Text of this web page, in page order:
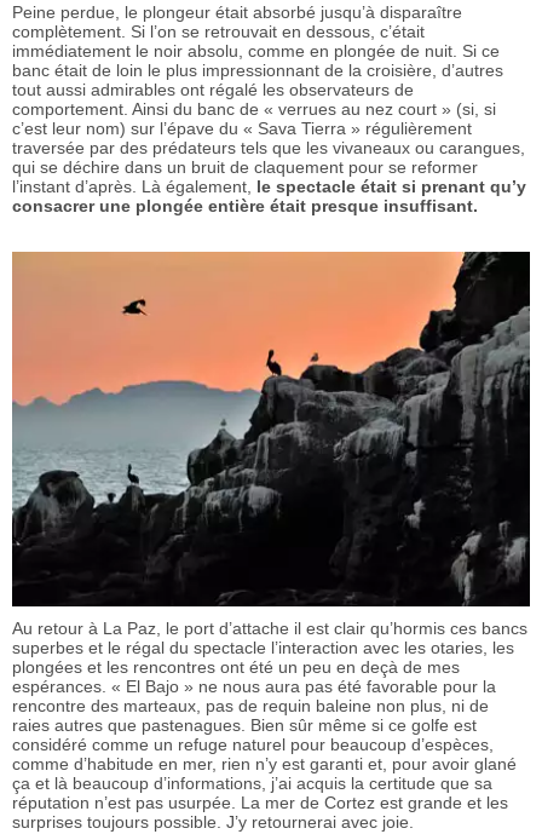
Peine perdue, le plongeur était absorbé jusqu’à disparaître
complètement. Si l’on se retrouvait en dessous, c’était
immédiatement le noir absolu, comme en plongée de nuit. Si ce
banc était de loin le plus impressionnant de la croisière, d’autres
tout aussi admirables ont régalé les observateurs de
comportement. Ainsi du banc de « verrues au nez court » (si, si
c’est leur nom) sur l’épave du « Sava Tierra » régulièrement
traversée par des prédateurs tels que les vivaneaux ou carangues,
qui se déchire dans un bruit de claquement pour se reformer
l’instant d’après. Là également, le spectacle était si prenant qu’y
consacrer une plongée entière était presque insuffisant.
Au retour à La Paz, le port d’attache il est clair qu’hormis ces bancs
superbes et le régal du spectacle l’interaction avec les otaries, les
plongées et les rencontres ont été un peu en deçà de mes
espérances. « El Bajo » ne nous aura pas été favorable pour la
rencontre des marteaux, pas de requin baleine non plus, ni de
raies autres que pastenagues. Bien sûr même si ce golfe est
considéré comme un refuge naturel pour beaucoup d’espèces,
comme d’habitude en mer, rien n’y est garanti et, pour avoir glané
ça et là beaucoup d’informations, j’ai acquis la certitude que sa
réputation n’est pas usurpée. La mer de Cortez est grande et les
surprises toujours possible. J’y retournerai avec joie.